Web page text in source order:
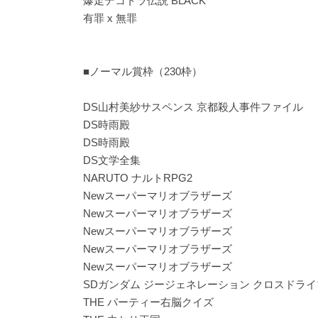
有罪 x 無罪
■ノーマル賞枠（230枠）
DS山村美紗サスペンス 京都殺人事件ファイル
DS時雨殿
DS時雨殿
DS文学全集
NARUTO ナルトRPG2
Newスーパーマリオブラザーズ
Newスーパーマリオブラザーズ
Newスーパーマリオブラザーズ
Newスーパーマリオブラザーズ
Newスーパーマリオブラザーズ
SDガンダム ジージェネレーション クロスドラ
THE パーティー右脳クイズ